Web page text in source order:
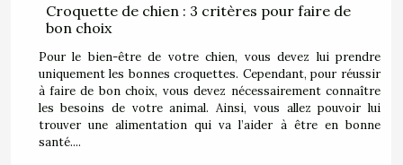
Croquette de chien : 3 critères pour faire de
bon choix
Pour le bien-être de votre chien, vous devez lui prendre
uniquement les bonnes croquettes. Cependant, pour réussir
à faire de bon choix, vous devez nécessairement connaître
les besoins de votre animal. Ainsi, vous allez pouvoir lui
trouver une alimentation qui va l’aider à être en bonne
santé....